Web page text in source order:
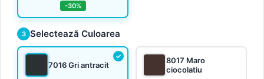
-30%
3 Selectează Culoarea
7016 Gri antracit
8017 Maro
ciocolatiu